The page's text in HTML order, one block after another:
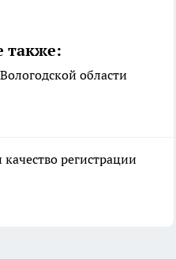
также:
области
регистрации